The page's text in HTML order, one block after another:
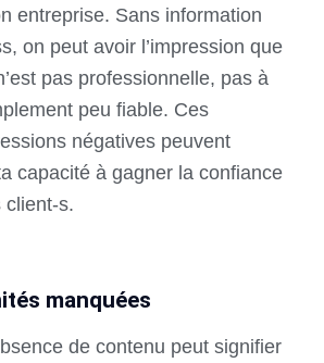
entreprise. Sans information
on peut avoir l’impression que
pas professionnelle, pas à
peu fiable. Ces
négatives peuvent
capacité à gagner la confiance
client-s.
manquées
de contenu peut signifier